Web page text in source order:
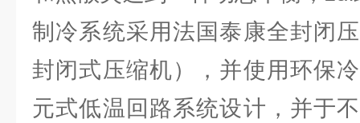
制冷系统采用法国泰康全封闭
封闭式压缩机），并使用环保
元式低温回路系统设计，并于